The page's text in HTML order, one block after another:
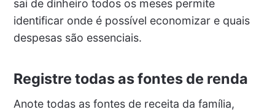
sai de dinheiro todos os meses permite
identificar onde é possível economizar e quais
despesas são essenciais.
Registre todas as fontes de renda
Anote todas as fontes de receita da família,